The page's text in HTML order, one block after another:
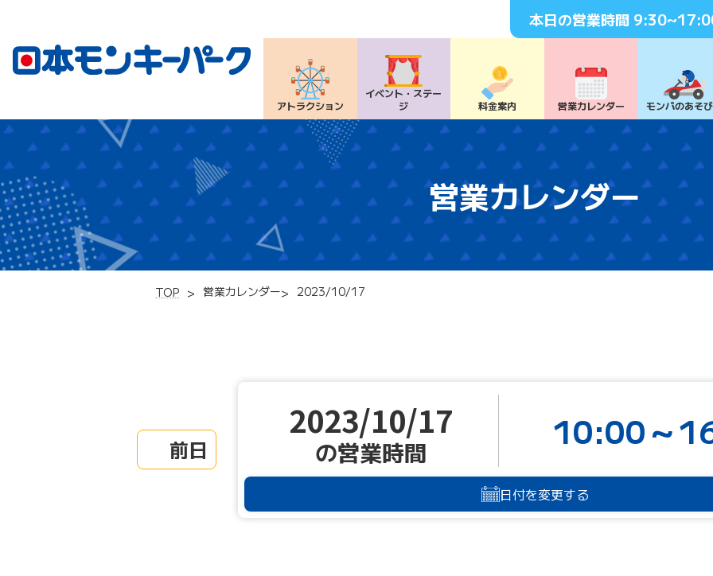
本日の営業時間
アトラクション
イベント・ ステー
ジ
料⾦案内 営業カレンダー モンパのあそ
営業カレンダー
TOP 営業カレンダー 2023/10/17
前日
2023/10/17
の営業時間 10:00～
日付を変更する